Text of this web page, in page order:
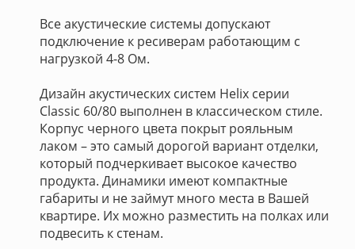
Все акустические системы допускают
подключение к ресиверам работающим с
нагрузкой 4-8 Ом.
Дизайн акустических систем Helix серии
Classic 60/80 выполнен в классическом стиле.
Корпус черного цвета покрыт рояльным
лаком – это самый дорогой вариант отделки,
который подчеркивает высокое качество
продукта. Динамики имеют компактные
габариты и не займут много места в Вашей
квартире. Их можно разместить на полках или
подвесить к стенам.